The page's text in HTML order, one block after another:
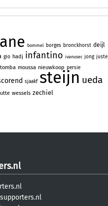
bommel borges bronckhorst deijl
gio hadj infantino ivanusec jong juste
moussa nieuwkoop persie
sjaakf steijn ueda
wessels zechiel